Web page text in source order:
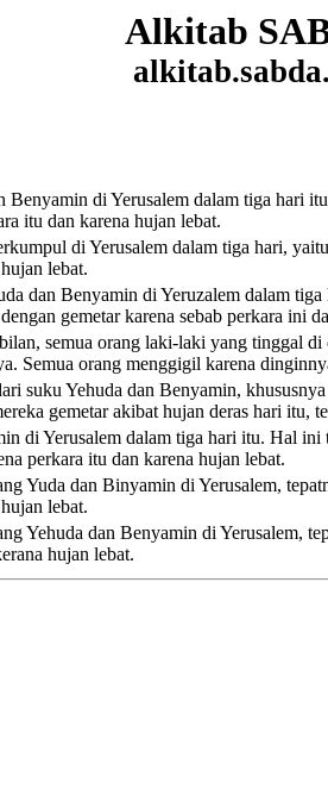
Alkitab
Benyamin di Yerusalem dalam tiga hari
itu dan karena hujan lebat.
di Yerusalem dalam tiga hari,
lebat.
dan Benyamin di Yeruzalem dalam
gemetar karena sebab perkara ini
semua orang laki-laki yang tinggal
Semua orang menggigil karena
suku Yehuda dan Benyamin,
gemetar akibat hujan deras hari itu,
di Yerusalem dalam tiga hari itu. Hal
perkara itu dan karena hujan lebat.
Yuda dan Binyamin di Yerusalem,
lebat.
Yehuda dan Benyamin di Yerusalem,
hujan lebat.